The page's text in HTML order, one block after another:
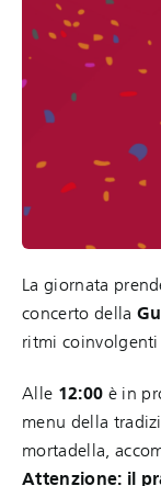
La giornata
concerto della
ritmi coinvolgenti
Alle 12:00 è in
menu della
mortadella,
Attenzione: il